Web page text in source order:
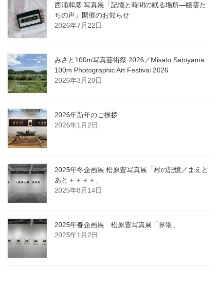
西浦和彦 写真展「記憶と時間の眠る場所―幽霊た
ちの声」開催のお知らせ
2026年7月22日
みさと100m写真芸術祭 2026／Misato Satoyama
100m Photographic Art Festival 2026
2026年3月20日
2026年新年のご挨拶
2026年1月2日
2025年冬企画展 松原豊写真展「村の記憶／まえと
あと＋＋＋＋」
2025年8月14日
2025年春企画展 松原豊写真展「界隈」
2025年1月2日